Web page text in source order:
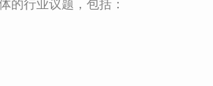
的行业议题，包括：